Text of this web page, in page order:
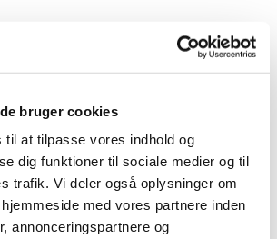
bruger cookies
til at tilpasse vores indhold og
dig funktioner til sociale medier og til
trafik. Vi deler også oplysninger om
med vores partnere inden
annonceringspartnere og